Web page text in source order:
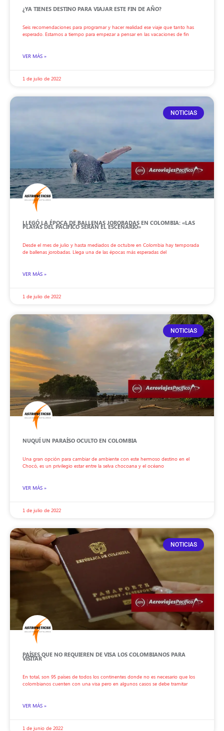
¿YA TIENES DESTINO PARA VIAJAR ESTE FIN DE AÑO?
Seis recomendaciones para programar y hacer realidad ese viaje que tanto has
esperado. Estamos a tiempo para empezar a pensar en las vacaciones de fin
VER MÁS »
1 de julio de 2022
NOTICIAS
LLEGÓ LA ÉPOCA DE BALLENAS JOROBADAS EN COLOMBIA: «LAS
PLAYAS DEL PACÍFICO SERÁN EL ESCENARIO»
Desde el mes de julio y hasta mediados de octubre en Colombia hay temporada
de ballenas jorobadas. Llega una de las épocas más esperadas del
VER MÁS »
1 de julio de 2022
NOTICIAS
NUQUÍ UN PARAÍSO OCULTO EN COLOMBIA
Una gran opción para cambiar de ambiente con este hermoso destino en el
Chocó, es un privilegio estar entre la selva chocoana y el océano
VER MÁS »
1 de julio de 2022
NOTICIAS
PAÍSES QUE NO REQUIEREN DE VISA LOS COLOMBIANOS PARA
VISITAR
En total, son 95 países de todos los continentes donde no es necesario que los
colombianos cuenten con una visa pero en algunos casos se debe tramitar
VER MÁS »
1 de junio de 2022